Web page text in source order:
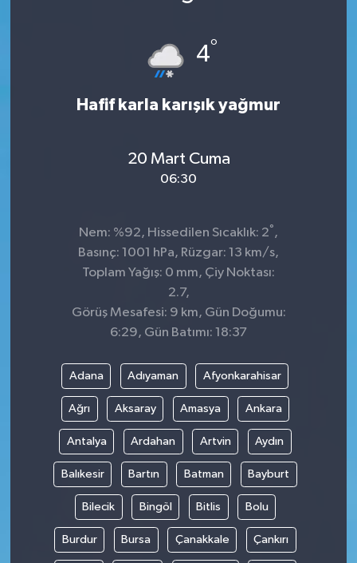
4°
Hafif karla karışık yağmur
20 Mart Cuma
06:30
Nem: %92, Hissedilen Sıcaklık: 2° ,
Basınç: 1001 hPa, Rüzgar: 13 km/s,
Toplam Yağış: 0 mm, Çiy Noktası:
2.7,
Görüş Mesafesi: 9 km, Gün Doğumu:
6:29, Gün Batımı: 18:37
Adana Adıyaman Afyonkarahisar
Ağrı Aksaray Amasya Ankara
Antalya Ardahan Artvin Aydın
Balıkesir Bartın Batman Bayburt
Bilecik Bingöl Bitlis Bolu
Burdur Bursa Çanakkale Çankırı
SAĞLIK
SİVİL TOPLUM
SOSYAL YAŞAM
ULUSAL HABERLER